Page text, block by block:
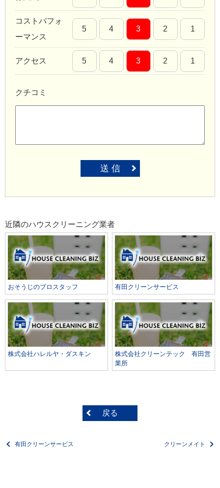
コストパフォ
ーマンス
5 4 3 2 1
アクセス 5 4 3 2 1
クチコミ
送 信
近隣のハウスクリーニング業者
おそうじのプロスタッフ 有田クリーンサービス
株式会社ハレルヤ・ダスキン
株式会社クリーンテック 有田営
業所
戻る
有田クリーンサービス クリーンメイト